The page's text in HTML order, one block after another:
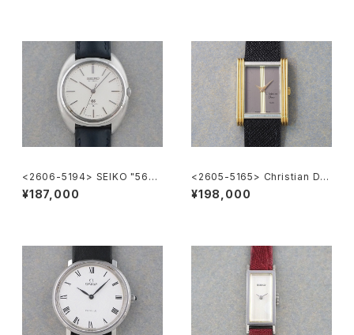
<2606-5194> SEIKO "56G
S" Grand Seiko
¥187,000
<2605-5165> Christian Dio
r
¥198,000